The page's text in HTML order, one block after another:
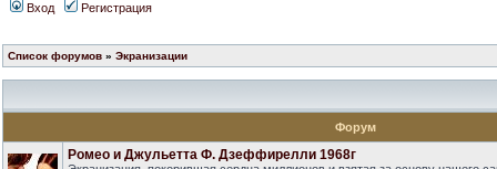
Вход Регистрация
Список форумов » Экранизации
Форум
Ромео и Джульетта Ф. Дзеффирелли 1968г